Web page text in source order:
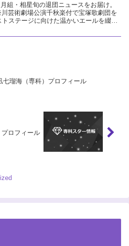
組・相星旬の退団ニュースをお届け。
芸術劇場公演千秋楽付で宝塚歌劇団を
ステージに向けた温かいエールを綴り
七瑠海（専科）プロフィール
ロフィール